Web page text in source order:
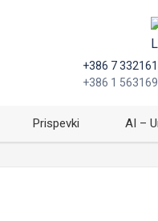
+386 7
+386 1
Prispevki AI –